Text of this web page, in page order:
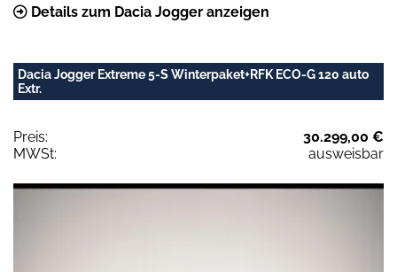
Details zum Dacia Jogger anzeigen
Dacia Jogger Extreme 5-S Winterpaket+RFK ECO-G 120 auto
Extr.
Preis:
30.299,00 €
MWSt:
ausweisbar